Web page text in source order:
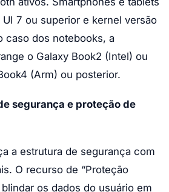
7 ou superior e kernel versão
caso dos notebooks, a
o Galaxy Book2 (Intel) ou
(Arm) ou posterior.
segurança e proteção de
a estrutura de segurança com
O recurso de “Proteção
os dados do usuário em